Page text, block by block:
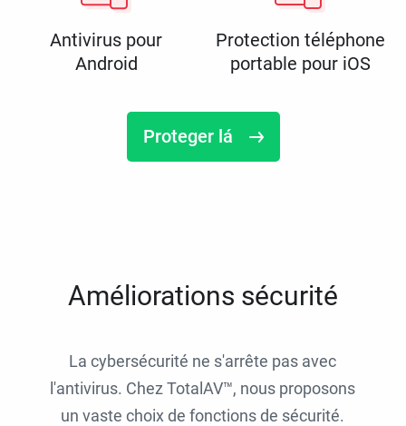
Antivirus pour
Android
Protection téléphone
portable pour iOS
Proteger lá
Améliorations sécurité
La cybersécurité ne s'arrête pas avec
l'antivirus. Chez TotalAV™, nous proposons
un vaste choix de fonctions de sécurité.